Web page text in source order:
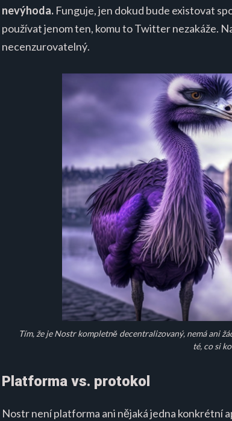
nevýhoda. Funguje, jen dokud bude existovat
používat jenom ten, komu to Twitter nezakáže.
necenzurovatelný.
Tím, že je Nostr kompletně decentralizovaný, nemá ani
té, co si
Platforma vs. protokol
Nostr není platforma ani nějaká jedna konkrétní